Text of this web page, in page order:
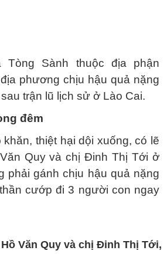
Tòng Sành thuộc địa phận
phương chịu hậu quả nặng
trận lũ lịch sử ở Lào Cai.
đêm
thiệt hại dội xuống, có lẽ
Quy và chị Đinh Thị Tới ở
phải gánh chịu hậu quả nặng
cướp đi 3 người con ngay
Văn Quy và chị Đinh Thị Tới,